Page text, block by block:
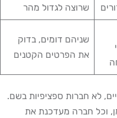
שרוצה לגדול מהר
שניהם דומים, בדוק
את הפרטים הקטנים
לא חברות ספציפיות בשם.
וכל חברה מעדכנת את